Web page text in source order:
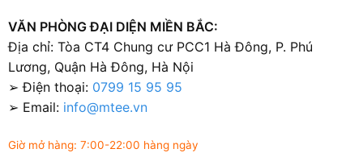
VĂN PHÒNG ĐẠI DIỆN MIỀN BẮC:
Địa chỉ: Tòa CT4 Chung cư PCC1 Hà Đông, P. Phú
Lương, Quận Hà Đông, Hà Nội
➢ Điện thoại: 0799 15 95 95
➢ Email: info@mtee.vn
Giờ mở hàng: 7:00-22:00 hàng ngày